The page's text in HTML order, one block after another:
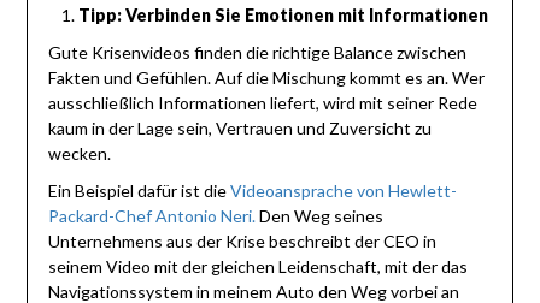
Tipp: Verbinden Sie Emotionen mit Informationen
Gute Krisenvideos finden die richtige Balance zwischen
Fakten und Gefühlen. Auf die Mischung kommt es an. Wer
ausschließlich Informationen liefert, wird mit seiner Rede
kaum in der Lage sein, Vertrauen und Zuversicht zu
wecken.
Ein Beispiel dafür ist dieVideoansprache von Hewlett-
Packard-Chef Antonio Neri.Den Weg seines
Unternehmens aus der Krise beschreibt der CEO in
seinem Video mit der gleichen Leidenschaft, mit der das
Navigationssystem in meinem Auto den Weg vorbei an